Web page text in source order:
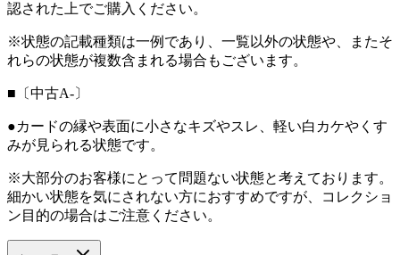
認された上でご購入ください。
※状態の記載種類は一例であり、一覧以外の状態や、またそ
れらの状態が複数含まれる場合もございます。
■〔中古A-〕
●カードの縁や表面に小さなキズやスレ、軽い白カケやくす
みが見られる状態です。
※大部分のお客様にとって問題ない状態と考えております。
細かい状態を気にされない方におすすめですが、コレクショ
ン目的の場合はご注意ください。